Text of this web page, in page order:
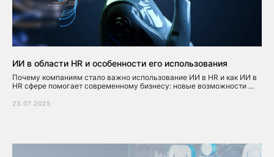
ИИ в области HR и особенности его использования
Почему компаниям стало важно использование ИИ в HR и как ИИ в
HR сфере помогает современному бизнесу: новые возможности ...
23.07.2025